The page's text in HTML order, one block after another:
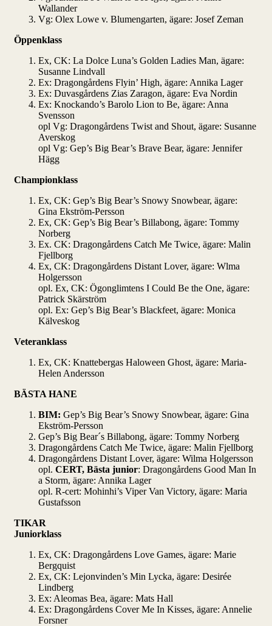
Wallander
Vg: Olex Lowe v. Blumengarten, ägare: Josef Zeman
Öppenklass
Ex, CK: La Dolce Luna’s Golden Ladies Man, ägare:
Susanne Lindvall
Ex: Dragongårdens Flyin’ High, ägare: Annika Lager
Ex: Duvasgårdens Zias Zaragon, ägare: Eva Nordin
Ex: Knockando’s Barolo Lion to Be, ägare: Anna
Svensson
opl Vg: Dragongårdens Twist and Shout, ägare: Susanne
Averskog
opl Vg: Gep’s Big Bear’s Brave Bear, ägare: Jennifer
Hägg
Championklass
Ex, CK: Gep’s Big Bear’s Snowy Snowbear, ägare:
Gina Ekström-Persson
Ex, CK: Gep’s Big Bear’s Billabong, ägare: Tommy
Norberg
Ex. CK: Dragongårdens Catch Me Twice, ägare: Malin
Fjellborg
Ex, CK: Dragongårdens Distant Lover, ägare: Wlma
Holgersson
opl. Ex, CK: Ögonglimtens I Could Be the One, ägare:
Patrick Skärström
opl. Ex: Gep’s Big Bear’s Blackfeet, ägare: Monica
Kälveskog
Veteranklass
Ex, CK: Knattebergas Haloween Ghost, ägare: Maria-
Helen Andersson
BÄSTA HANE
BIM: Gep’s Big Bear’s Snowy Snowbear, ägare: Gina
Ekström-Persson
Gep’s Big Bear´s Billabong, ägare: Tommy Norberg
Dragongårdens Catch Me Twice, ägare: Malin Fjellborg
Dragongårdens Distant Lover, ägare: Wilma Holgersson
opl. CERT, Bästa junior: Dragongårdens Good Man In
a Storm, ägare: Annika Lager
opl. R-cert: Mohinhi’s Viper Van Victory, ägare: Maria
Gustafsson
TIKAR
Juniorklass
Ex, CK: Dragongårdens Love Games, ägare: Marie
Bergquist
Ex, CK: Lejonvinden’s Min Lycka, ägare: Desirée
Lindberg
Ex: Aleomas Bea, ägare: Mats Hall
Ex: Dragongårdens Cover Me In Kisses, ägare: Annelie
Forsner